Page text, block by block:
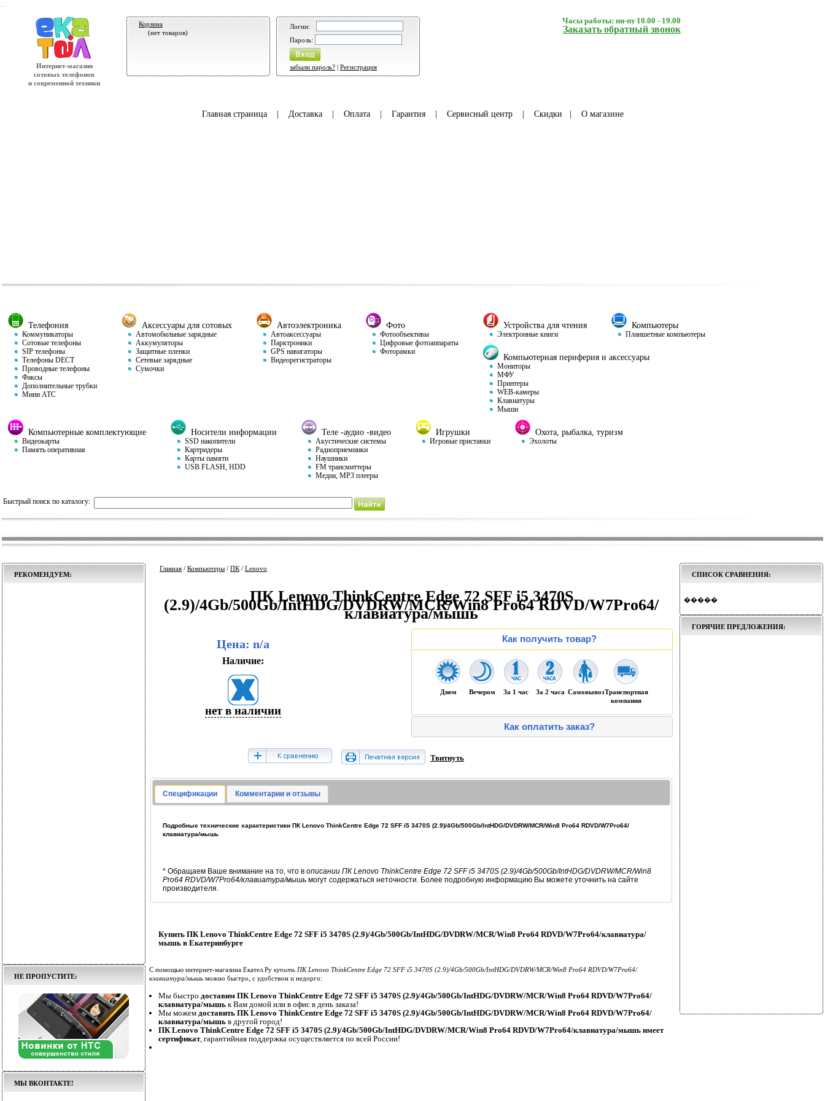
Интернет-магазин
сотовых телефонов
и современной техники
Корзина
(нет товаров)
Логин:
Пароль:
забыли пароль? | Регистрация
Часы работы: пн-пт 10.00 - 19.00
Заказать обратный звонок
Главная страница| Доставка| Оплата| Гарантия| Сервисный центр| Скидки О магазине
Телефония
Коммуникаторы
Сотовые телефоны
SIP телефоны
Телефоны DECT
Проводные телефоны
Факсы
Дополнительные трубки
Мини АТС
Аксессуары для сотовых
Автомобильные зарядные
Аккумуляторы
Защитные пленки
Сетевые зарядные
Сумочки
Автоэлектроника
Автоаксессуары
Парктроники
GPS навигаторы
Видеорегистраторы
Фото
Фотообъективы
Цифровые фотоаппараты
Фоторамки
Устройства для чтения
Электронные книги
Компьютеры
Планшетные компьютеры
Компьютерная периферия и аксессуары
Мониторы
МФУ
Принтеры
WEB-камеры
Клавиатуры
Мыши
Компьютерные комплектующие
Видеокарты
Память оперативная
Носители информации
SSD накопители
Картридеры
Карты памяти
USB FLASH, HDD
Теле -аудио -видео
Акустические системы
Радиоприемники
Наушники
FM трансмиттеры
Медиа, MP3 плееры
Игрушки
Игровые приставки
Охота, рыбалка, туризм
Эхолоты
Быстрый поиск по каталогу:
РЕКОМЕНДУЕМ:
НЕ ПРОПУСТИТЕ:
МЫ ВКОНТАКТЕ!
Главная / Компьютеры / ПК / Lenovo
ПК Lenovo ThinkCentre Edge 72 SFF i5 3470S
(2.9)/4Gb/500Gb/IntHDG/DVDRW/MCR/Win8 Pro64 RDVD/W7Pro64/
клавиатура/мышь
Цена: n/a
Наличие:
нет в наличии
Как получить товар?
Днем Вечером За 1 час За 2 часа СамовывозТранспортная
компания
Как оплатить заказ?
Твитнуть
Спецификации Комментарии и отзывы
Подробные технические характеристики ПК Lenovo ThinkCentre Edge 72 SFF i5 3470S (2.9)/4Gb/500Gb/IntHDG/DVDRW/MCR/Win8 Pro64 RDVD/W7Pro64/
клавиатура/мышь
* Обращаем Ваше внимание на то, что вописании ПК Lenovo ThinkCentre Edge 72 SFF i5 3470S (2.9)/4Gb/500Gb/IntHDG/DVDRW/MCR/Win8
Pro64 RDVD/W7Pro64/клавиатура/мышь могут содержаться неточности. Более подробную информацию Вы можете уточнить на сайте
производителя.
Купить ПК Lenovo ThinkCentre Edge 72 SFF i5 3470S (2.9)/4Gb/500Gb/IntHDG/DVDRW/MCR/Win8 Pro64 RDVD/W7Pro64/клавиатура/
мышь в Екатеринбурге
С помощью интернет-магазина Екател.Ру купить ПК Lenovo ThinkCentre Edge 72 SFF i5 3470S (2.9)/4Gb/500Gb/IntHDG/DVDRW/MCR/Win8 Pro64 RDVD/W7Pro64/
клавиатура/мышь можно быстро, с удобством и недорго:
Мы быстро доставим ПК Lenovo ThinkCentre Edge 72 SFF i5 3470S (2.9)/4Gb/500Gb/IntHDG/DVDRW/MCR/Win8 Pro64 RDVD/W7Pro64/
клавиатура/мышь к Вам домой или в офис в день заказа!
Мы можем доставить ПК Lenovo ThinkCentre Edge 72 SFF i5 3470S (2.9)/4Gb/500Gb/IntHDG/DVDRW/MCR/Win8 Pro64 RDVD/W7Pro64/
клавиатура/мышь в другой город!
ПК Lenovo ThinkCentre Edge 72 SFF i5 3470S (2.9)/4Gb/500Gb/IntHDG/DVDRW/MCR/Win8 Pro64 RDVD/W7Pro64/клавиатура/мышь имеет
сертификат, гарантийная поддержка осуществляется по всей России!
СПИСОК СРАВНЕНИЯ:
�����
ГОРЯЧИЕ ПРЕДЛОЖЕНИЯ: